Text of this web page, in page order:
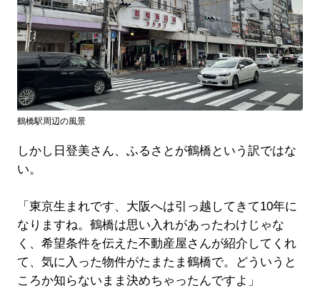
鶴橋駅周辺の風景
しかし日登美さん、ふるさとが鶴橋という訳ではな
い。
「東京生まれです、大阪へは引っ越してきて10年に
なりますね。鶴橋は思い入れがあったわけじゃな
く、希望条件を伝えた不動産屋さんが紹介してくれ
て、気に入った物件がたまたま鶴橋で。どういうと
ころか知らないまま決めちゃったんですよ」